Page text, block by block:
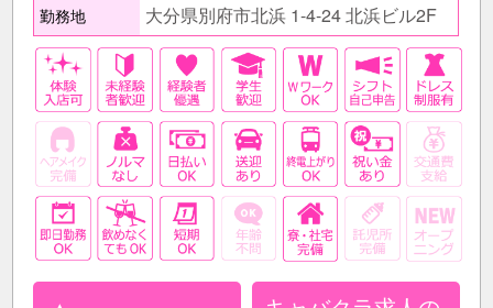
勤務地 大分県別府市北浜 1-4-24 北浜ビル2F